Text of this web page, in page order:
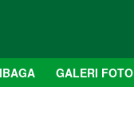
GALERI FOTO